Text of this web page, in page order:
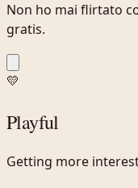
Non ho mai flirtato
gratis.
💛
Playful
Getting more